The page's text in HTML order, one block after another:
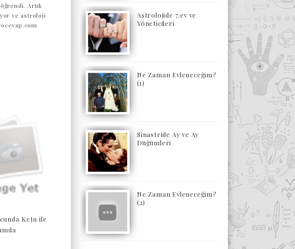
Artık
ve astroloji
Ketu ile
Astrolojide 7.ev ve
Yöneticileri
Ne Zaman Evleneceğim?
(1)
Sinastride Ay ve Ay
Düğümleri
Ne Zaman Evleneceğim?
(2)